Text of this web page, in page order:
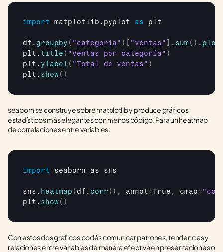
import matplotlib . pyplot as plt
df . groupby ( "categoria" ) "ventas" . sum ( ) . plot
plt . title ( "Ventas por categoría" )
plt . ylabel ( "Total de ventas" )
plt . show( )
seaborn se construye sobre matplotlib y produce gráficos
estadísticos más elegantes con menos código. Para un heatmap
de correlaciones entre variables:
import seaborn as sns
sns . heatmap ( df . corr ( ) , annot=True , cmap=
plt . show( )
Con estos dos gráficos podés comunicar patrones, tendencias y
relaciones entre variables de manera efectiva en presentaciones o